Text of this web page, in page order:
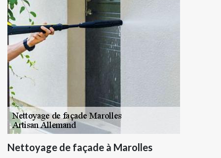
Nettoyage de façade à Marolles